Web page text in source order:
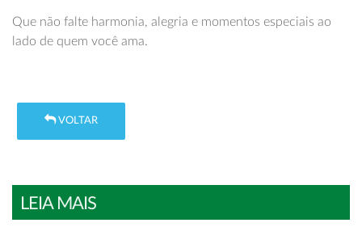
Que não falte harmonia, alegria e momentos especiais ao
lado de quem você ama.
VOLTAR
LEIA MAIS